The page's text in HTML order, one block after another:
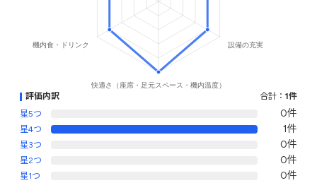
評価内訳 合計： 1件
星5つ
0件
星4つ 1件
星3つ 0件
星2つ 0件
星1つ 0件